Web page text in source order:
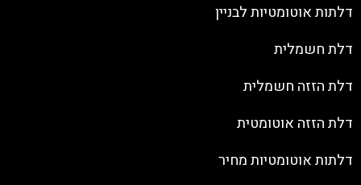
דלתות אוטומטיות לבניין
דלת חשמלית
דלת הזזה חשמלית
דלת הזזה אוטומטית
דלתות אוטומטיות מחיר